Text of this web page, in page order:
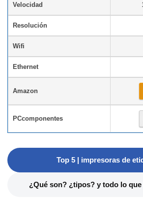
Velocidad
Resolución
Wifi
Ethernet
Amazon
PCcomponentes
Top 5 | impresoras de
¿Qué son? ¿tipos? y todo lo que